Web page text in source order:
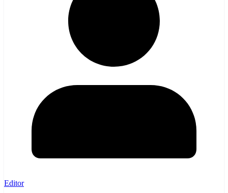
Editor